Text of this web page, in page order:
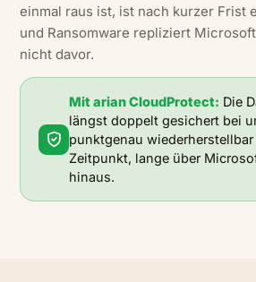
einmal raus ist, ist nach kurzer Frist
und Ransomware repliziert
nicht davor.
Mit arian CloudProtect: Die
längst doppelt gesichert bei
punktgenau wiederherstellbar
Zeitpunkt, lange über
hinaus.